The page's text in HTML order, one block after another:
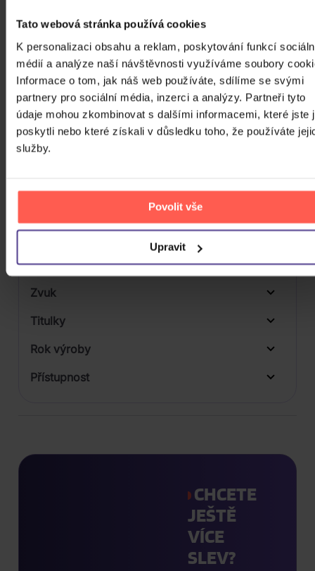
Tato webová stránka používá cookies
K personalizaci obsahu a reklam, poskytování funkcí
médií a analýze naší návštěvnosti využíváme soubory
Informace o tom, jak náš web používáte, sdílíme se svými
partnery pro sociální média, inzerci a analýzy. Partneři tyto
údaje mohou zkombinovat s dalšími informacemi, které jste
poskytli nebo které získali v důsledku toho, že používáte
služby.
Povolit vše
Upravit
CD
Počet CD
Počet MC
Počet DVD
Počet BD
Počet vinyl
Formát média
Počet Platform Album
Zvuk
Titulky
Rok výroby
Přístupnost
CHCETE
JEŠTĚ
VÍCE
SLEV?